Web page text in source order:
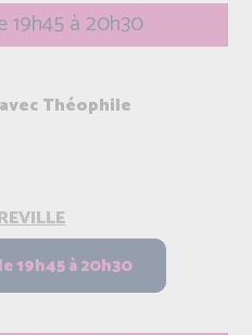
19h45 à 20h30
Théophile